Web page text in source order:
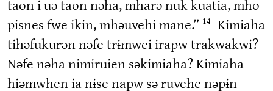
taon i uə taon nəha, mharə nuk kuatia, mho
pisnes fwe ikɨn, mhəuvehi mane.” 14
Kɨmiaha
tihəfukurən nəfe trɨmwei irapw trakwakwi?
Nəfe nəha nɨmɨruien səkɨmiaha? Kɨmiaha
hiəmwhen ia nɨse napw sə ruvehe nəpɨn